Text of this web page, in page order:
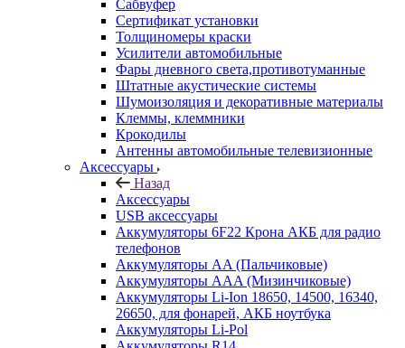
Сабвуфер
Сертификат установки
Толщиномеры краски
Усилители автомобильные
Фары дневного света,противотуманные
Штатные акустические системы
Шумоизоляция и декоративные материалы
Клеммы, клеммники
Крокодилы
Антенны автомобильные телевизионные
Аксессуары
Назад
Аксессуары
USB аксессуары
Аккумуляторы 6F22 Крона АКБ для радио
телефонов
Аккумуляторы AA (Пальчиковые)
Аккумуляторы AAA (Мизинчиковые)
Аккумуляторы Li-Ion 18650, 14500, 16340,
26650, для фонарей, АКБ ноутбука
Аккумуляторы Li-Pol